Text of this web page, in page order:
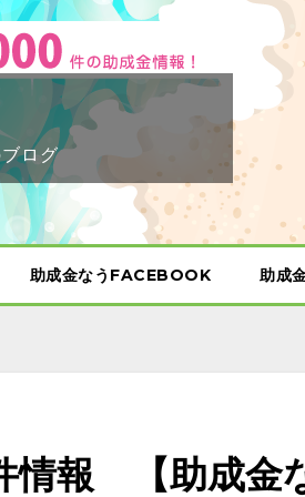
ログ
助成金なうFACEBOOK 助成
情報 【助成金